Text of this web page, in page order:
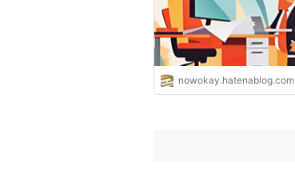
nowokay.hatenablog.com